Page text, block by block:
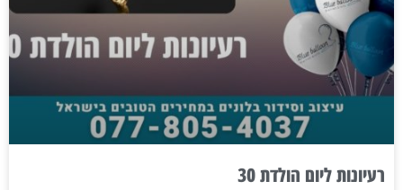
רעיונות ליום הולדת 30